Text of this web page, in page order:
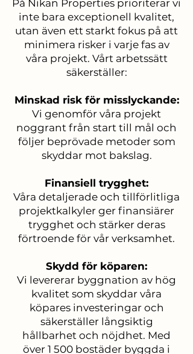
På Nikan Properties prioriterar vi
inte bara exceptionell kvalitet,
utan även ett starkt fokus på att
minimera risker i varje fas av
våra projekt. Vårt arbetssätt
säkerställer:
Minskad risk för misslyckande:
Vi genomför våra projekt
noggrant från start till mål och
följer beprövade metoder som
skyddar mot bakslag.
Finansiell trygghet:
Våra detaljerade och tillförlitliga
projektkalkyler ger finansiärer
trygghet och stärker deras
förtroende för vår verksamhet.
Skydd för köparen:
Vi levererar byggnation av hög
kvalitet som skyddar våra
köpares investeringar och
säkerställer långsiktig
hållbarhet och nöjdhet. Med
över 1 500 bostäder byggda i